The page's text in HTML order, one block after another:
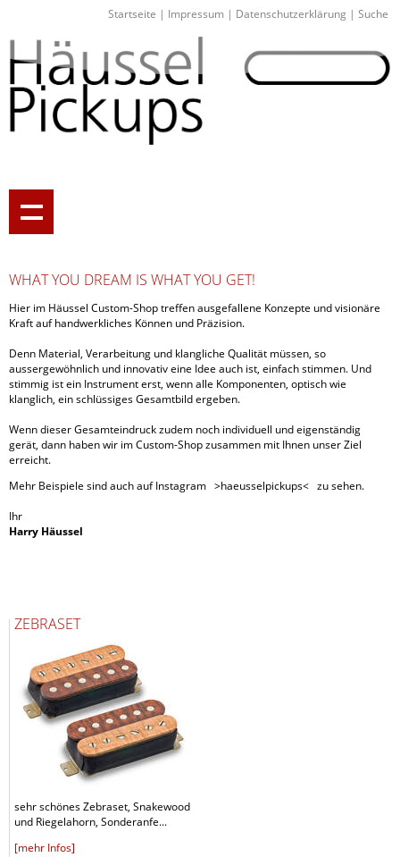
Startseite | Impressum | Datenschutzerklärung | Suche
WHAT YOU DREAM IS WHAT YOU GET!
Hier im Häussel Custom-Shop treffen ausgefallene Konzepte und visionäre
Kraft auf handwerkliches Können und Präzision.
Denn Material, Verarbeitung und klangliche Qualität müssen, so
aussergewöhnlich und innovativ eine Idee auch ist, einfach stimmen. Und
stimmig ist ein Instrument erst, wenn alle Komponenten, optisch wie
klanglich, ein schlüssiges Gesamtbild ergeben.
Wenn dieser Gesamteindruck zudem noch individuell und eigenständig
gerät, dann haben wir im Custom-Shop zusammen mit Ihnen unser Ziel
erreicht.
Mehr Beispiele sind auch auf Instagram >haeusselpickups< zu sehen.
Ihr
Harry Häussel
ZEBRASET
sehr schönes Zebraset, Snakewood
und Riegelahorn, Sonderanfe...
[mehr Infos]